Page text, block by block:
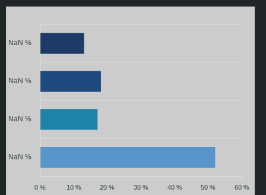
NaN %
NaN %
NaN %
NaN %
60 %
50 %
40 %
30 %
20 %
10 %
0 %